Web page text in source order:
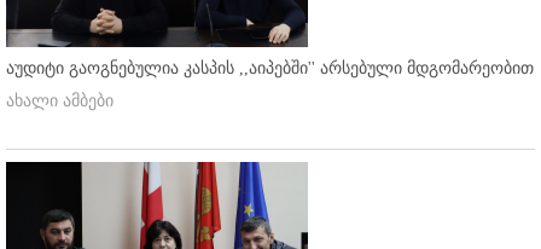
აუდიტი გაოგნებულია კასპის ,,აიპებში'' არსებული მდგომარეობით
ახალი ამბები